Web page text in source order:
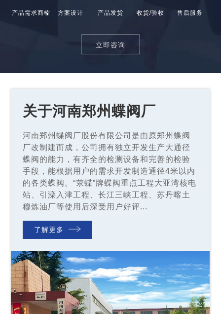
产品需求商榷 方案设计 产品发货 收货/验收 售后服务
立即咨询
关于河南郑州蝶阀厂
河南郑州蝶阀厂股份有限公司是由原郑州蝶阀
厂改制建而成，公司拥有独立开发生产大通径
蝶阀的能力，有齐全的检测设备和完善的检验
手段，能根据用户的需求开发制造通径4米以内
的各类蝶阀。“荥蝶”牌蝶阀重点工程大亚湾核电
站、引滦入津工程、长江三峡工程、苏丹喀土
穆炼油厂等使用后深受用户好评...
了解更多